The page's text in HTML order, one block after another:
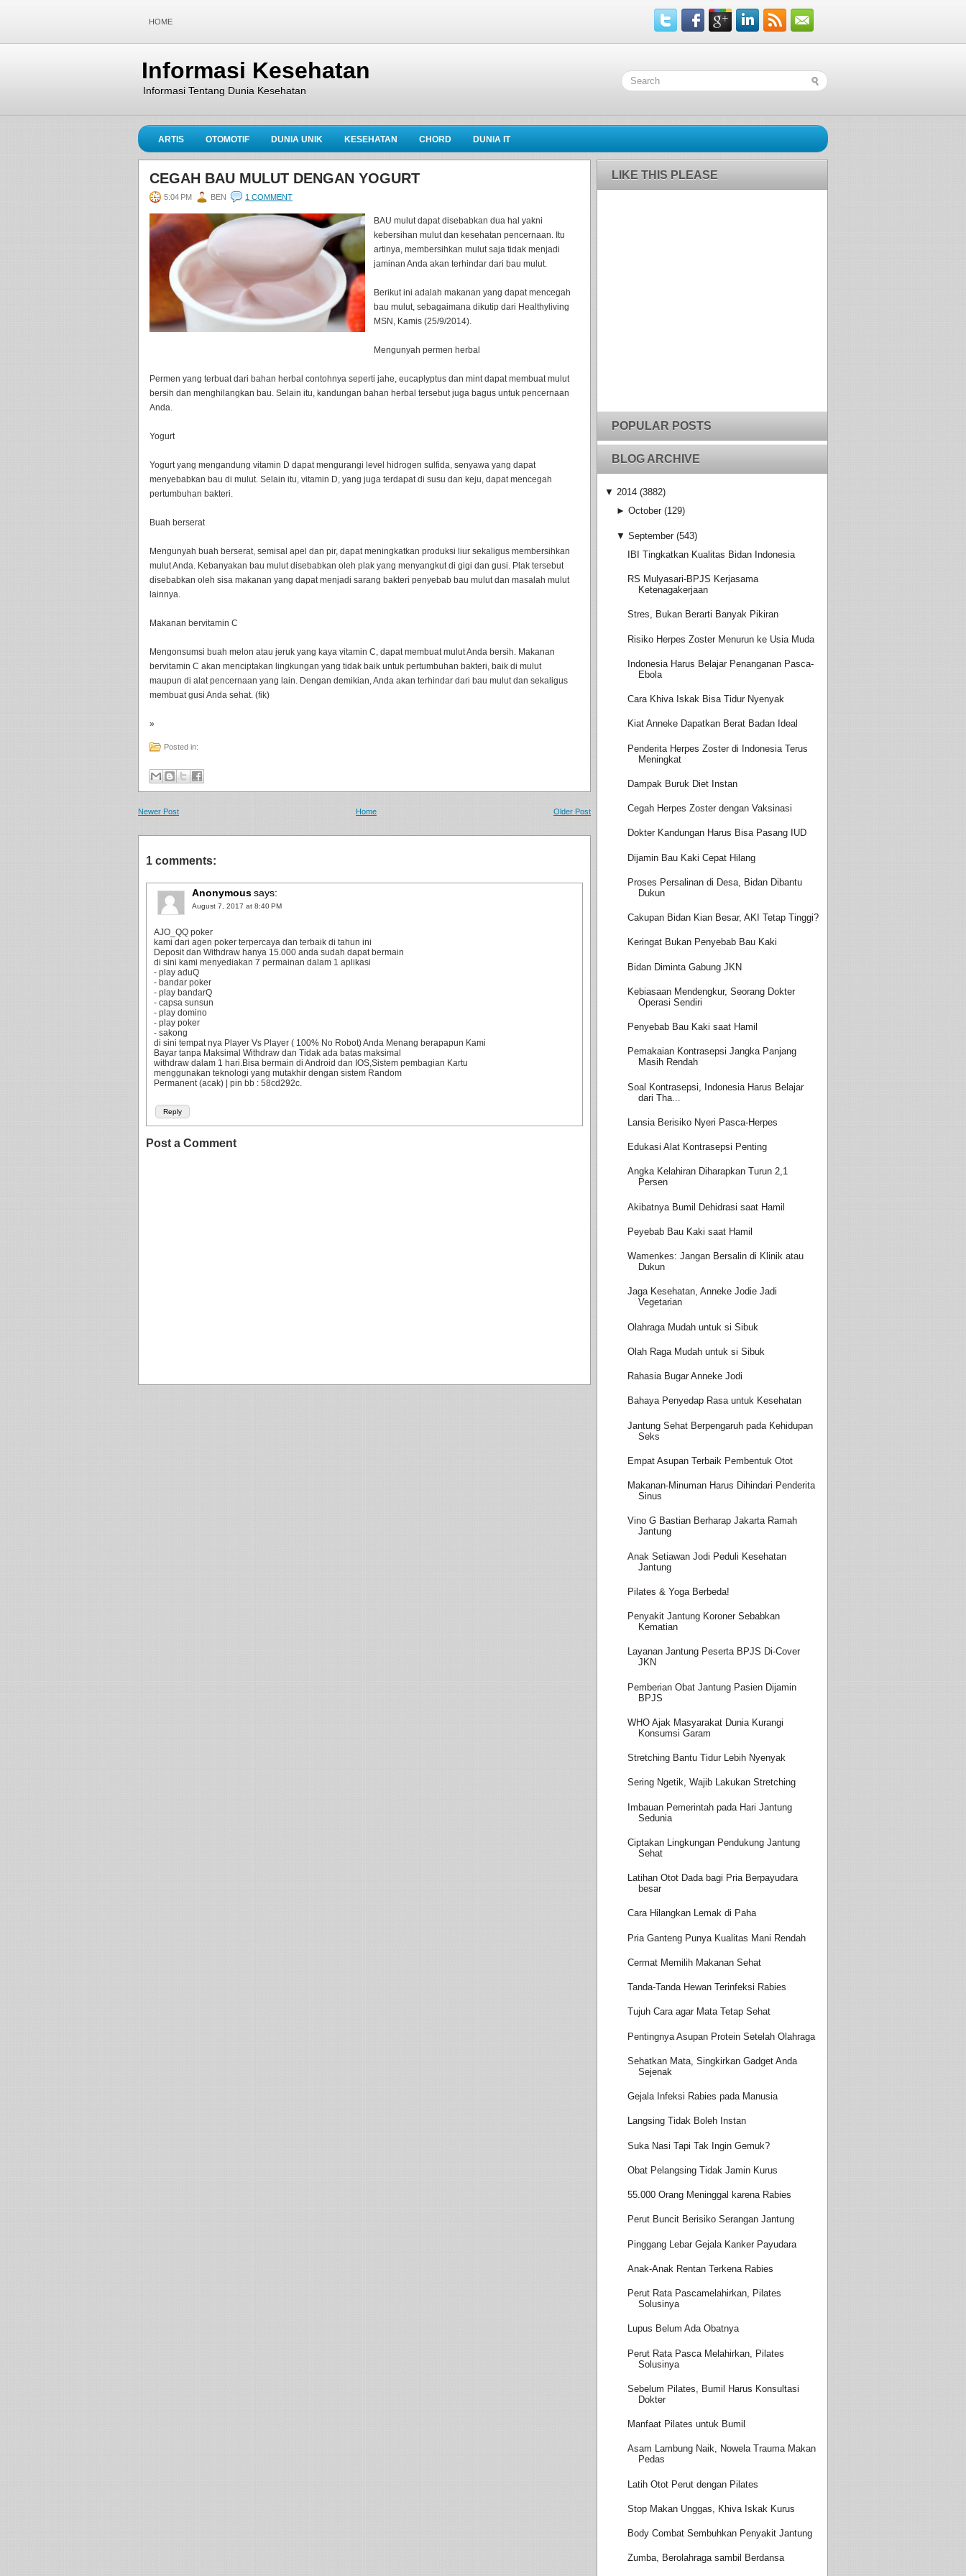
HOME
Informasi Kesehatan
Informasi Tentang Dunia Kesehatan
ARTIS OTOMOTIF DUNIA UNIK KESEHATAN CHORD DUNIA IT
CEGAH BAU MULUT DENGAN YOGURT
5:04 PM BEN 1 COMMENT
BAU mulut dapat disebabkan dua hal yakni
kebersihan mulut dan kesehatan pencernaan. Itu
artinya, membersihkan mulut saja tidak menjadi
jaminan Anda akan terhindar dari bau mulut.
Berikut ini adalah makanan yang dapat mencegah
bau mulut, sebagaimana dikutip dari Healthyliving
MSN, Kamis (25/9/2014).
Mengunyah permen herbal
Permen yang terbuat dari bahan herbal contohnya seperti jahe, eucaplyptus dan mint dapat membuat mulut
bersih dan menghilangkan bau. Selain itu, kandungan bahan herbal tersebut juga bagus untuk pencernaan
Anda.
Yogurt
Yogurt yang mengandung vitamin D dapat mengurangi level hidrogen sulfida, senyawa yang dapat
menyebabkan bau di mulut. Selain itu, vitamin D, yang juga terdapat di susu dan keju, dapat mencegah
pertumbuhan bakteri.
Buah berserat
Mengunyah buah berserat, semisal apel dan pir, dapat meningkatkan produksi liur sekaligus membersihkan
mulut Anda. Kebanyakan bau mulut disebabkan oleh plak yang menyangkut di gigi dan gusi. Plak tersebut
disebabkan oleh sisa makanan yang dapat menjadi sarang bakteri penyebab bau mulut dan masalah mulut
lainnya.
Makanan bervitamin C
Mengonsumsi buah melon atau jeruk yang kaya vitamin C, dapat membuat mulut Anda bersih. Makanan
bervitamin C akan menciptakan lingkungan yang tidak baik untuk pertumbuhan bakteri, baik di mulut
maupun di alat pencernaan yang lain. Dengan demikian, Anda akan terhindar dari bau mulut dan sekaligus
membuat gusi Anda sehat. (fik)
»
Posted in:
Newer Post Older Post
Home
1 comments:
Anonymoussays:
August 7, 2017 at 8:40 PM
Reply
AJO_QQ poker
kami dari agen poker terpercaya dan terbaik di tahun ini
Deposit dan Withdraw hanya 15.000 anda sudah dapat bermain
di sini kami menyediakan 7 permainan dalam 1 aplikasi
- play aduQ
- bandar poker
- play bandarQ
- capsa sunsun
- play domino
- play poker
- sakong
di sini tempat nya Player Vs Player ( 100% No Robot) Anda Menang berapapun Kami
Bayar tanpa Maksimal Withdraw dan Tidak ada batas maksimal
withdraw dalam 1 hari.Bisa bermain di Android dan IOS,Sistem pembagian Kartu
menggunakan teknologi yang mutakhir dengan sistem Random
Permanent (acak) | pin bb : 58cd292c.
Post a Comment
LIKE THIS PLEASE
POPULAR POSTS
BLOG ARCHIVE
▼ 2014 (3882)
► October (129)
▼ September (543)
IBI Tingkatkan Kualitas Bidan Indonesia
RS Mulyasari-BPJS Kerjasama
Ketenagakerjaan
Stres, Bukan Berarti Banyak Pikiran
Risiko Herpes Zoster Menurun ke Usia Muda
Indonesia Harus Belajar Penanganan Pasca-
Ebola
Cara Khiva Iskak Bisa Tidur Nyenyak
Kiat Anneke Dapatkan Berat Badan Ideal
Penderita Herpes Zoster di Indonesia Terus
Meningkat
Dampak Buruk Diet Instan
Cegah Herpes Zoster dengan Vaksinasi
Dokter Kandungan Harus Bisa Pasang IUD
Dijamin Bau Kaki Cepat Hilang
Proses Persalinan di Desa, Bidan Dibantu
Dukun
Cakupan Bidan Kian Besar, AKI Tetap Tinggi?
Keringat Bukan Penyebab Bau Kaki
Bidan Diminta Gabung JKN
Kebiasaan Mendengkur, Seorang Dokter
Operasi Sendiri
Penyebab Bau Kaki saat Hamil
Pemakaian Kontrasepsi Jangka Panjang
Masih Rendah
Soal Kontrasepsi, Indonesia Harus Belajar
dari Tha...
Lansia Berisiko Nyeri Pasca-Herpes
Edukasi Alat Kontrasepsi Penting
Angka Kelahiran Diharapkan Turun 2,1
Persen
Akibatnya Bumil Dehidrasi saat Hamil
Peyebab Bau Kaki saat Hamil
Wamenkes: Jangan Bersalin di Klinik atau
Dukun
Jaga Kesehatan, Anneke Jodie Jadi
Vegetarian
Olahraga Mudah untuk si Sibuk
Olah Raga Mudah untuk si Sibuk
Rahasia Bugar Anneke Jodi
Bahaya Penyedap Rasa untuk Kesehatan
Jantung Sehat Berpengaruh pada Kehidupan
Seks
Empat Asupan Terbaik Pembentuk Otot
Makanan-Minuman Harus Dihindari Penderita
Sinus
Vino G Bastian Berharap Jakarta Ramah
Jantung
Anak Setiawan Jodi Peduli Kesehatan
Jantung
Pilates & Yoga Berbeda!
Penyakit Jantung Koroner Sebabkan
Kematian
Layanan Jantung Peserta BPJS Di-Cover
JKN
Pemberian Obat Jantung Pasien Dijamin
BPJS
WHO Ajak Masyarakat Dunia Kurangi
Konsumsi Garam
Stretching Bantu Tidur Lebih Nyenyak
Sering Ngetik, Wajib Lakukan Stretching
Imbauan Pemerintah pada Hari Jantung
Sedunia
Ciptakan Lingkungan Pendukung Jantung
Sehat
Latihan Otot Dada bagi Pria Berpayudara
besar
Cara Hilangkan Lemak di Paha
Pria Ganteng Punya Kualitas Mani Rendah
Cermat Memilih Makanan Sehat
Tanda-Tanda Hewan Terinfeksi Rabies
Tujuh Cara agar Mata Tetap Sehat
Pentingnya Asupan Protein Setelah Olahraga
Sehatkan Mata, Singkirkan Gadget Anda
Sejenak
Gejala Infeksi Rabies pada Manusia
Langsing Tidak Boleh Instan
Suka Nasi Tapi Tak Ingin Gemuk?
Obat Pelangsing Tidak Jamin Kurus
55.000 Orang Meninggal karena Rabies
Perut Buncit Berisiko Serangan Jantung
Pinggang Lebar Gejala Kanker Payudara
Anak-Anak Rentan Terkena Rabies
Perut Rata Pascamelahirkan, Pilates
Solusinya
Lupus Belum Ada Obatnya
Perut Rata Pasca Melahirkan, Pilates
Solusinya
Sebelum Pilates, Bumil Harus Konsultasi
Dokter
Manfaat Pilates untuk Bumil
Asam Lambung Naik, Nowela Trauma Makan
Pedas
Latih Otot Perut dengan Pilates
Stop Makan Unggas, Khiva Iskak Kurus
Body Combat Sembuhkan Penyakit Jantung
Zumba, Berolahraga sambil Berdansa